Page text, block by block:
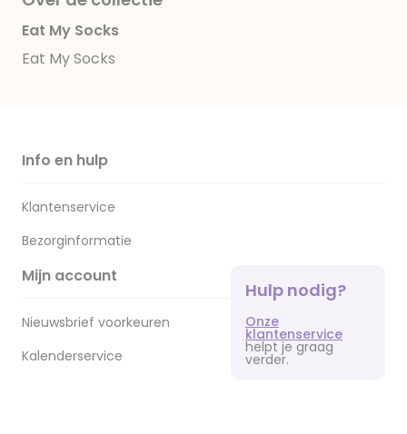
Eat My Socks
Eat My Socks
Info en hulp
Klantenservice
Bezorginformatie
Mijn account
Nieuwsbrief voorkeuren
Kalenderservice
Hulp nodig?
Onze
klantenservice
helpt je graag
verder.